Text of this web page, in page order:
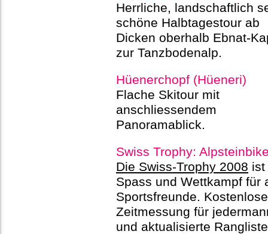
Herrliche, landschaftlich
schöne Halbtagestour ab
Dicken oberhalb Ebnat-
zur Tanzbodenalp.
Hüenerchopf (Hüeneri)
Flache Skitour mit
anschliessendem
Panoramablick.
Swiss Trophy:
Die Swiss-Trophy 2008 ist
Spass und Wettkampf für
Sportsfreunde. Kostenlose
Zeitmessung für
und aktualisierte